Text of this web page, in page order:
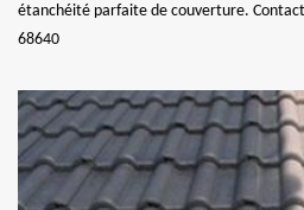
étanchéité parfaite de couverture.
68640